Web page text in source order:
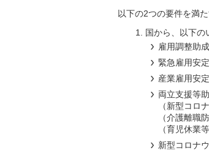
以下の2つの要件を満
国から、以下の
雇用調整助
緊急雇用安
産業雇用安
両立支援等
（新型コロ
（介護離職
（育児休業
新型コロナ